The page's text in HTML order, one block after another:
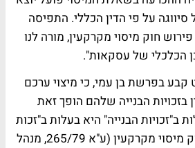
על פי הדין הכללי. התפיסה
חוק מיסוי מקרקעין, מורה לנו
הכלכלי של עסקאות".
קבע בפרשת בן עמי, כי מיצוי ערכם
הבנייה שלהם הופך זאת
ב"זכויות הבנייה" היא בעלות ב"זכות
במקרקעין" - לעניין חוק מיסוי מקרקעין (ע"א 265/79, מנהל